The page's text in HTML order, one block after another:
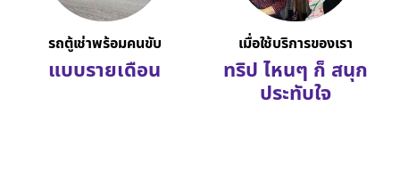
รถตู้เช่าพร้อมคนขับ
แบบรายเดือน
เมื่อใช้บริการของเรา
ทริป ไหนๆ ก็ สนุก
ประทับใจ